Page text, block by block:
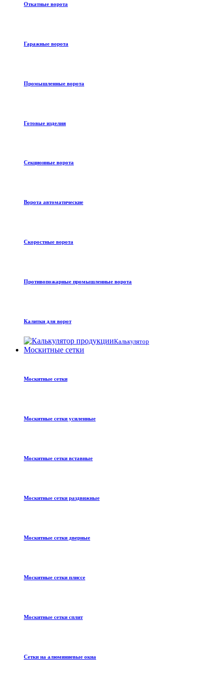
Откатные ворота
Гаражные ворота
Промышленные ворота
Готовые изделия
Секционные ворота
Ворота автоматические
Скоростные ворота
Противопожарные промышленные ворота
Калитки для ворот
Калькулятор
Москитные сетки
Москитные сетки
Москитные сетки усиленные
Москитные сетки вставные
Москитные сетки раздвижные
Москитные сетки дверные
Москитные сетки плиссе
Москитные сетки сплит
Сетки на алюминиевые окна